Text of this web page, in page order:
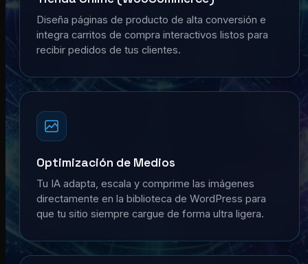
Diseña páginas de producto de alta conversión e
integra carritos de compra interactivos listos para
recibir pedidos de tus clientes.
Optimización de Medios
Tu IA adapta, escala y comprime las imágenes
directamente en la biblioteca de WordPress para
que tu sitio siempre cargue de forma ultra ligera.